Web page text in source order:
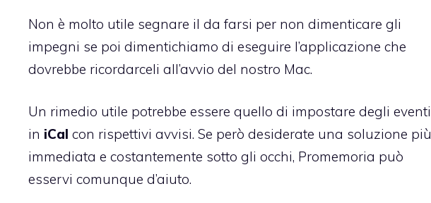
Non è molto utile segnare il da farsi per non dimenticare gli
impegni se poi dimentichiamo di eseguire l’applicazione che
dovrebbe ricordarceli all’avvio del nostro Mac.
Un rimedio utile potrebbe essere quello di impostare degli eventi
in iCal con rispettivi avvisi. Se però desiderate una soluzione più
immediata e costantemente sotto gli occhi, Promemoria può
esservi comunque d’aiuto.